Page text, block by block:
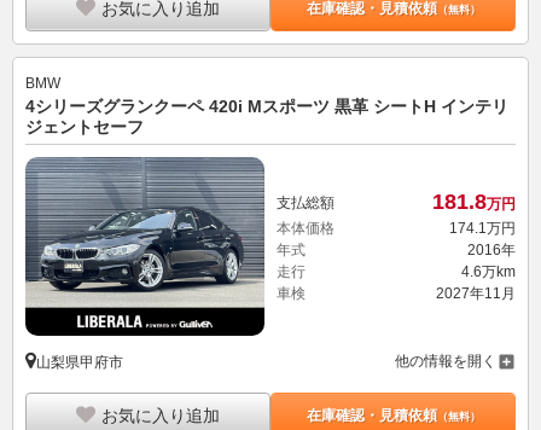
お気に入り追加 在庫確認・見積依頼（無料）
BMW
4シリーズグランクーペ 420i Mスポーツ 黒革 シートH インテリ
ジェントセーフ
支払総額 181.8万円
本体価格
174. 1 万円
年式
2016年
走行
4.6万km
車検
2027年11月
山梨県甲府市 他の情報を開く
お気に入り追加 在庫確認・見積依頼（無料）